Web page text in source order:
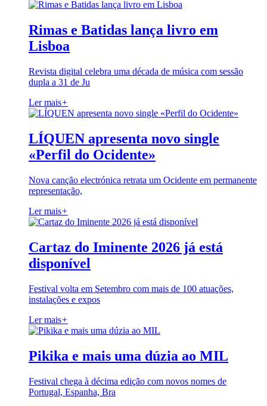
Rimas e Batidas lança livro em
Lisboa
Revista digital celebra uma década de música com sessão
dupla a 31 de Ju
Ler mais+
LÍQUEN apresenta novo single
«Perfil do Ocidente»
Nova canção electrónica retrata um Ocidente em permanente
representação,
Ler mais+
Cartaz do Iminente 2026 já está
disponível
Festival volta em Setembro com mais de 100 atuações,
instalações e expos
Ler mais+
Pikika e mais uma dúzia ao MIL
Festival chega à décima edição com novos nomes de
Portugal, Espanha, Bra